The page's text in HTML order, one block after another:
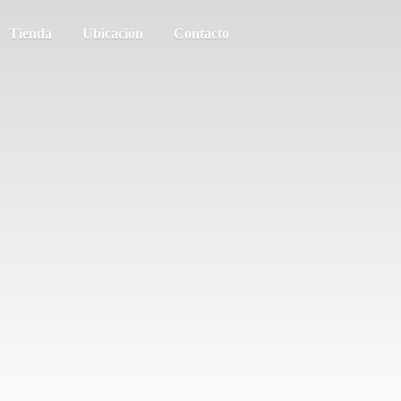
Tienda Ubicación Contacto